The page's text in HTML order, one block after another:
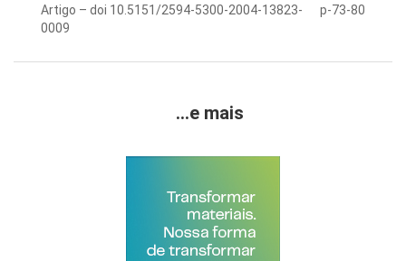
Artigo – doi 10.5151/2594-5300-2004-13823-
0009
p-73-80
...e mais